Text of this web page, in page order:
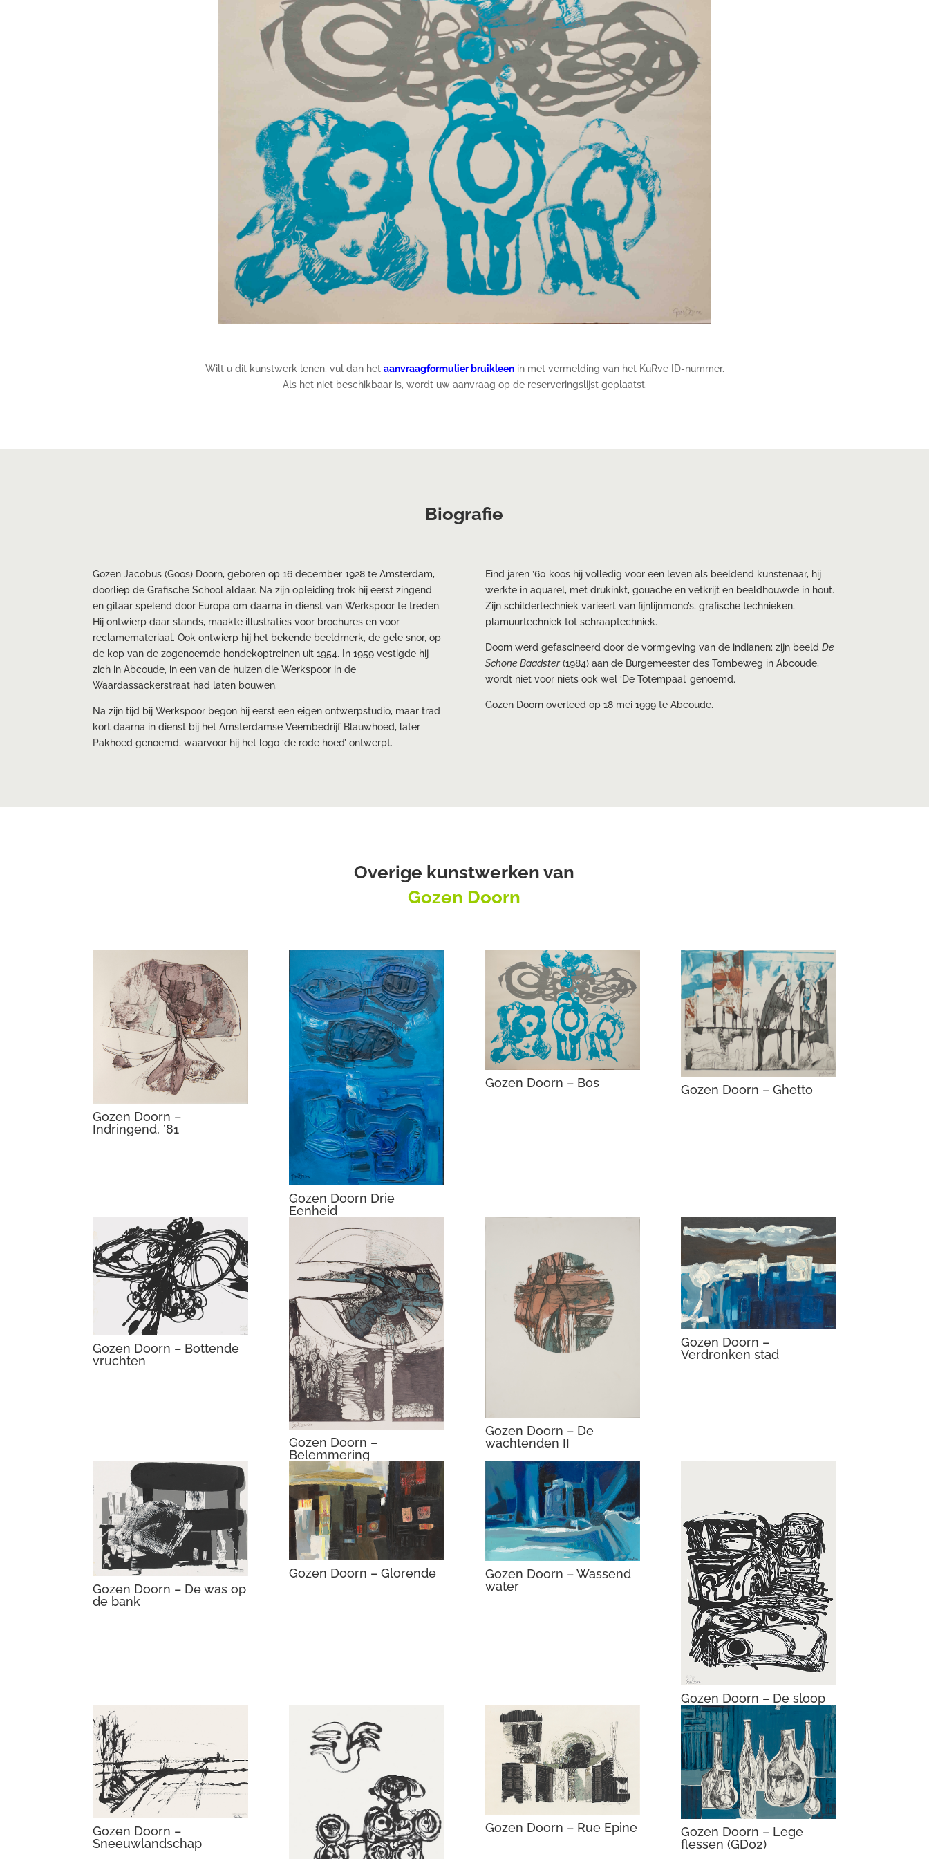
Wilt u dit kunstwerk lenen, vul dan het aanvraagformulier bruikleenin met vermelding van het KuRve ID-nummer.
Als het niet beschikbaar is, wordt uw aanvraag op de reserveringslijst geplaatst.
Biografie
Gozen Jacobus (Goos) Doorn, geboren op 16 december 1928 te Amsterdam,
doorliep de Grafische School aldaar. Na zijn opleiding trok hij eerst zingend
en gitaar spelend door Europa om daarna in dienst van Werkspoor te treden.
Hij ontwierp daar stands, maakte illustraties voor brochures en voor
reclamemateriaal. Ook ontwierp hij het bekende beeldmerk, de gele snor, op
de kop van de zogenoemde hondekoptreinen uit 1954. In 1959 vestigde hij
zich in Abcoude, in een van de huizen die Werkspoor in de
Waardassackerstraat had laten bouwen.
Na zijn tijd bij Werkspoor begon hij eerst een eigen ontwerpstudio, maar trad
kort daarna in dienst bij het Amsterdamse Veembedrijf Blauwhoed, later
Pakhoed genoemd, waarvoor hij het logo ‘de rode hoed’ ontwerpt.
Eind jaren ’60 koos hij volledig voor een leven als beeldend kunstenaar, hij
werkte in aquarel, met drukinkt, gouache en vetkrijt en beeldhouwde in hout.
Zijn schildertechniek varieert van fijnlijnmono’s, grafische technieken,
plamuurtechniek tot schraaptechniek.
Doorn werd gefascineerd door de vormgeving van de indianen; zijn beeld De
Schone Baadster(1984) aan de Burgemeester des Tombeweg in Abcoude,
wordt niet voor niets ook wel ‘De Totempaal’ genoemd.
Gozen Doorn overleed op 18 mei 1999 te Abcoude.
Overige kunstwerken van
Gozen Doorn
Gozen Doorn –
Indringend, ’81
Gozen Doorn Drie
Eenheid
Gozen Doorn – Bos Gozen Doorn – Ghetto
Gozen Doorn – Bottende
vruchten
Gozen Doorn –
Belemmering
Gozen Doorn – De
wachtenden II
Gozen Doorn –
Verdronken stad
Gozen Doorn – De was op
de bank
Gozen Doorn – Glorende
Gozen Doorn – Wassend
water
Gozen Doorn – De sloop
Gozen Doorn –
Sneeuwlandschap
Gozen Doorn – Rue Epine
Gozen Doorn – Lege
flessen (GD02)